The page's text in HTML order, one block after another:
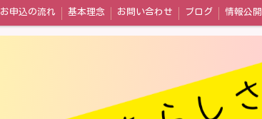
お申込の流れ 基本理念 お問い合わせ ブログ 情報公開